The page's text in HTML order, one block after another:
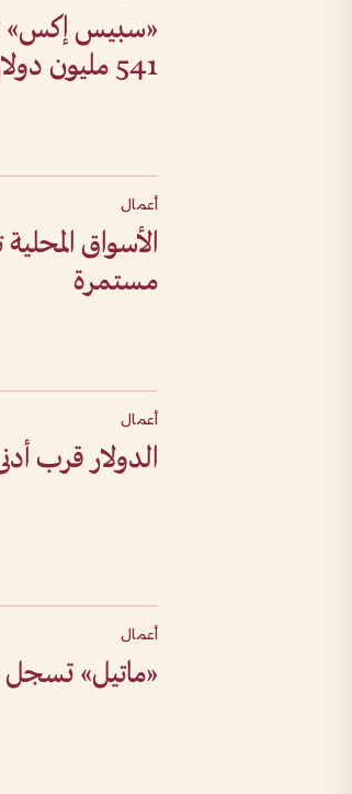
«سبيس إكس»
541 مليون دولار
أعمال
الأسواق
مستمرة
أعمال
الدولار قرب أدنى
أعمال
«ماتيل» تسجل